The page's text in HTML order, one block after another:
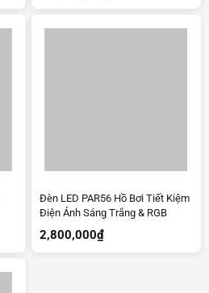
Đèn LED PAR56 Hồ Bơi Tiết Kiệm
Điện Ánh Sáng Trắng & RGB
2,800,000₫